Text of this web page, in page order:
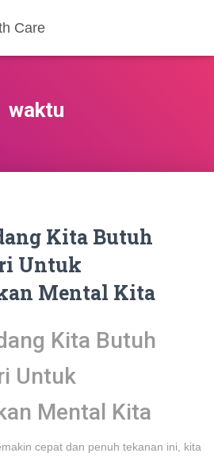
Care
waktu
Kita Butuh
Untuk
Mental Kita
Kita Butuh
Untuk
Mental Kita
cepat dan penuh tekanan ini, kita